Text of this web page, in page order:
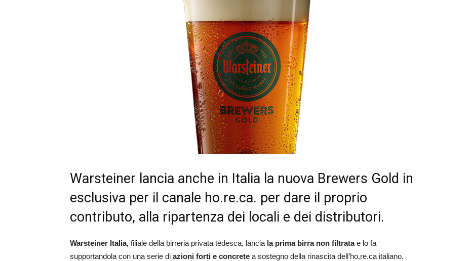
Warsteiner lancia anche in Italia la nuova Brewers Gold in
esclusiva per il canale ho.re.ca. per dare il proprio
contributo, alla ripartenza dei locali e dei distributori.
Warsteiner Italia, filiale della birreria privata tedesca, lancia la prima birra non filtratae lo fa
supportandola con una serie di azioni forti e concrete a sostegno della rinascita dell’ho.re.ca italiano.